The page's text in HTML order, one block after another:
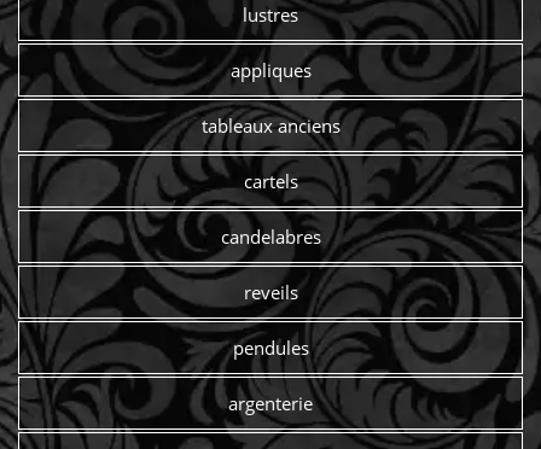
lustres
appliques
tableaux anciens
cartels
candelabres
reveils
pendules
argenterie